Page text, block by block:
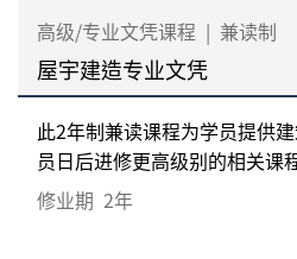
高级/专业文凭课程 | 兼读制
屋宇建造专业文凭
此2年制兼读课程为学员提供
员日后进修更高级别的相关课
修业期 2年